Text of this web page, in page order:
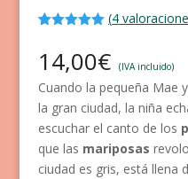
5 en base
valoracione
clientes
(4
14,00€ (IVA incluido)
Cuando la pequeña Mae
la gran ciudad, la niña
escuchar el canto de los
que las mariposas
ciudad es gris, está llena